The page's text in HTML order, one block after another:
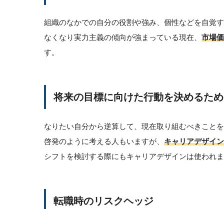
組織のなかでの自分の役割や強み、個性などを自覚
なくなり実力主義の傾向が強まっている現在、 市場
す。
将来の目標に向けた行動を決めるため
なりたい自分から逆算して、現在取り組むべきこと
啓発のように考える人もいますが、 キャリアデザイ
シフトを検討する際にもキャリアデザインは使われ
転職時のリスクヘッジ